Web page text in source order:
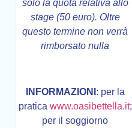
solo la quota relativa allo
stage (50 euro). Oltre
questo termine non verrà
rimborsato nulla
INFORMAZIONI : per la
pratica www.oasibettella.it;
per il soggiorno